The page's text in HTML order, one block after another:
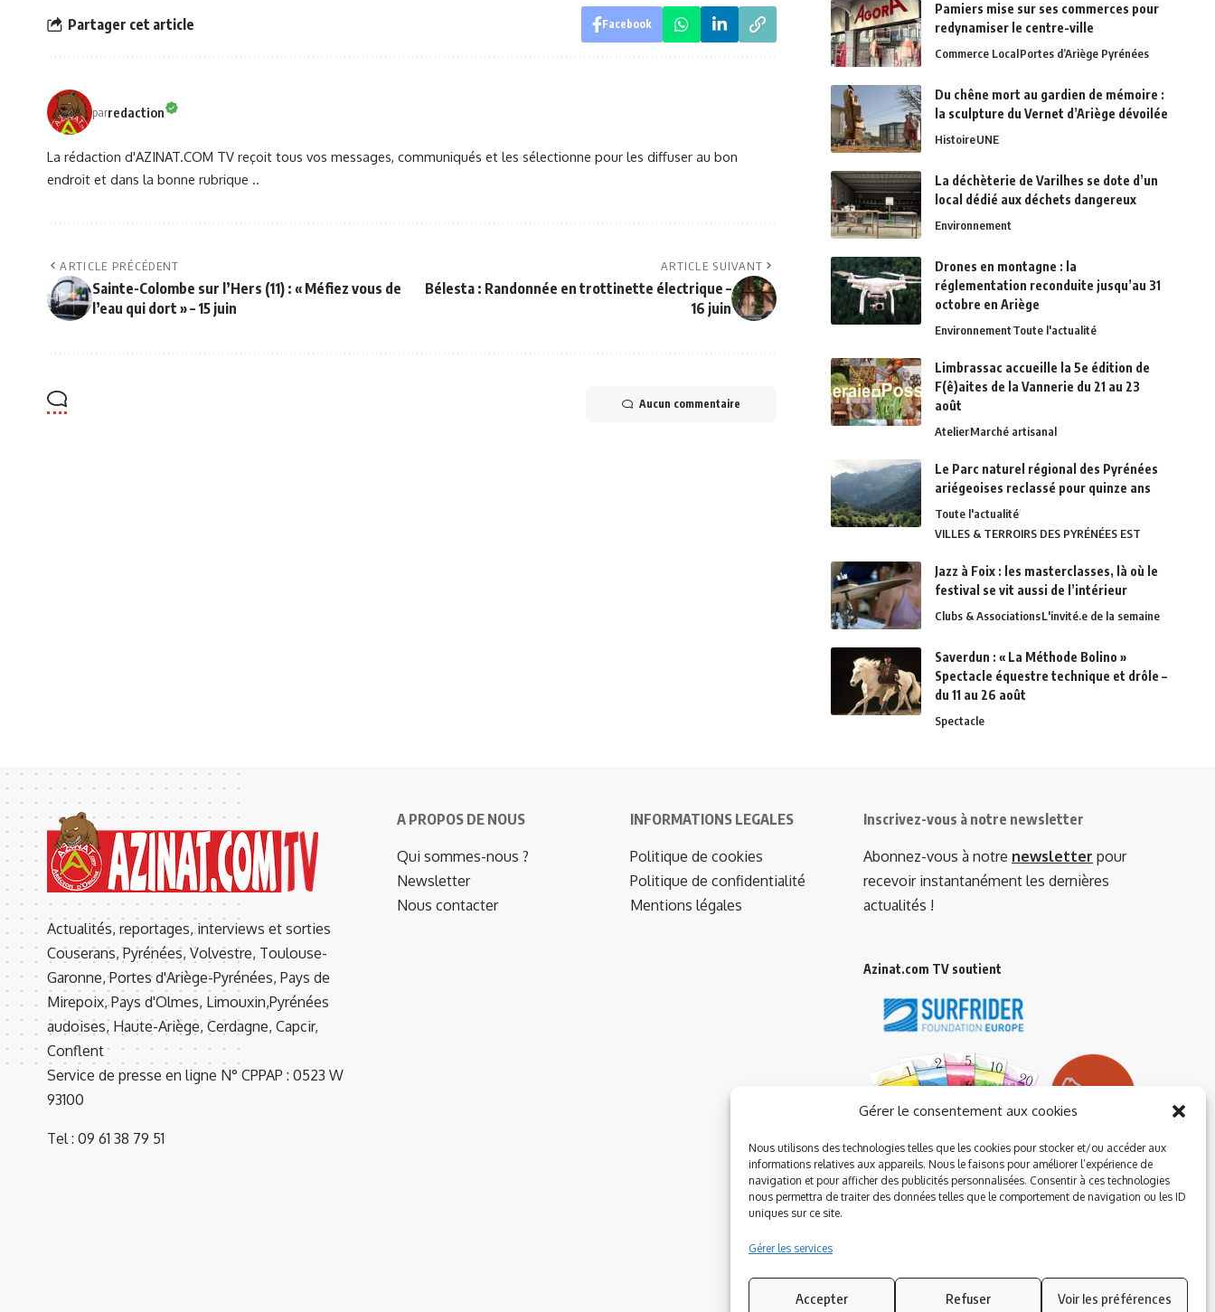
Gérer le consentement aux cookies
Nous utilisons des technologies telles que les cookies pour stocker et/ou accéder aux
informations relatives aux appareils. Nous le faisons pour améliorer l’expérience de
navigation et pour afficher des publicités personnalisées. Consentir à ces technologies
nous permettra de traiter des données telles que le comportement de navigation ou les ID
uniques sur ce site.
Gérer les services
Accepter Refuser Voir les préférences
Partager cet article Facebook
parredaction
La rédaction d'AZINAT.COM TV reçoit tous vos messages, communiqués et les sélectionne pour les diffuser au bon
endroit et dans la bonne rubrique ..
ARTICLE PRÉCÉDENT
Sainte-Colombe sur l’Hers (11) : « Méfiez vous de
l’eau qui dort » – 15 juin
ARTICLE SUIVANT
Bélesta : Randonnée en trottinette électrique –
16 juin
Aucun commentaire
Pamiers mise sur ses commerces pour
redynamiser le centre-ville
Commerce LocalPortes d’Ariège Pyrénées
Du chêne mort au gardien de mémoire :
la sculpture du Vernet d’Ariège dévoilée
HistoireUNE
La déchèterie de Varilhes se dote d’un
local dédié aux déchets dangereux
Environnement
Drones en montagne : la
réglementation reconduite jusqu’au 31
octobre en Ariège
EnvironnementToute l'actualité
Limbrassac accueille la 5e édition de
F(ê)aites de la Vannerie du 21 au 23
août
AtelierMarché artisanal
Le Parc naturel régional des Pyrénées
ariégeoises reclassé pour quinze ans
Toute l'actualité
VILLES & TERROIRS DES PYRÉNÉES EST
Jazz à Foix : les masterclasses, là où le
festival se vit aussi de l’intérieur
Clubs & AssociationsL'invité.e de la semaine
Saverdun : « La Méthode Bolino »
Spectacle équestre technique et drôle –
du 11 au 26 août
Spectacle
Actualités, reportages, interviews et sorties
Couserans, Pyrénées, Volvestre, Toulouse-
Garonne, Portes d'Ariège-Pyrénées, Pays de
Mirepoix, Pays d'Olmes, Limouxin,Pyrénées
audoises, Haute-Ariège, Cerdagne, Capcir,
Conflent
Service de presse en ligne N° CPPAP : 0523 W
93100
Tel : 09 61 38 79 51
A PROPOS DE NOUS
Qui sommes-nous ?
Newsletter
Nous contacter
INFORMATIONS LEGALES
Politique de cookies
Politique de confidentialité
Mentions légales
Inscrivez-vous à notre newsletter
Abonnez-vous à notre newsletter pour
recevoir instantanément les dernières
actualités !
Azinat.com TV soutient
Suivez-nous